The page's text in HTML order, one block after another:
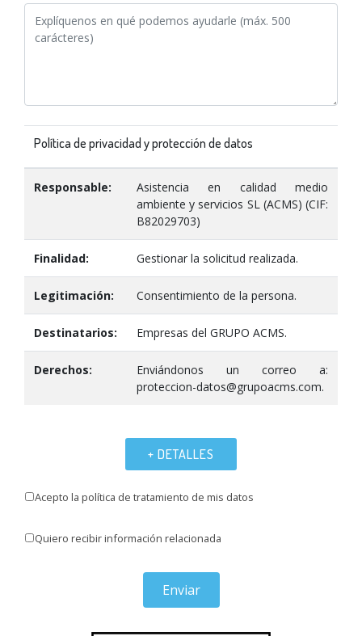
Política de privacidad y protección de datos
Responsable:
Asistencia en calidad medio
ambiente y servicios SL (ACMS) (CIF:
B82029703)
Finalidad: Gestionar la solicitud realizada.
Legitimación: Consentimiento de la persona.
Destinatarios: Empresas del GRUPO ACMS.
Derechos:
Enviándonos un correo a:
proteccion-datos@grupoacms.com.
+ DETALLES
Acepto la política de tratamiento de mis datos
Quiero recibir información relacionada
Enviar